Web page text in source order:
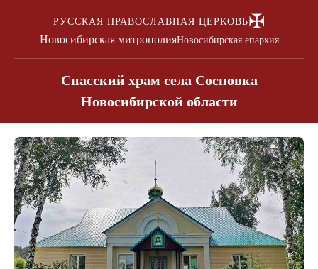
РУССКАЯ ПРАВОСЛАВНАЯ ЦЕРКОВЬ✠
Новосибирская митрополияНовосибирская епархия
Спасский храм села Сосновка
Новосибирской области